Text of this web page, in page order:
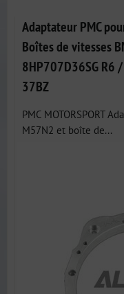
Adaptateur PMC
Boîtes de vitesses
8HP707D36SG R6
37BZ
PMC MOTORSPORT
M57N2 et boîte de...